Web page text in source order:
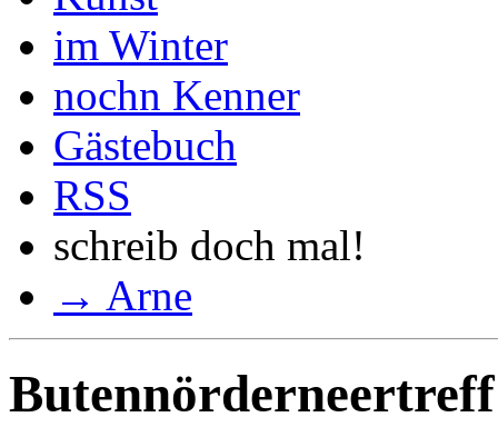
im Winter
nochn Kenner
Gästebuch
RSS
schreib doch mal!
→ Arne
Butennörderneertreff